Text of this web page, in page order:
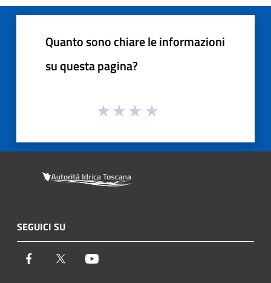
Quanto sono chiare le informazioni
su questa pagina?
SEGUICI SU
Facebook Twitter